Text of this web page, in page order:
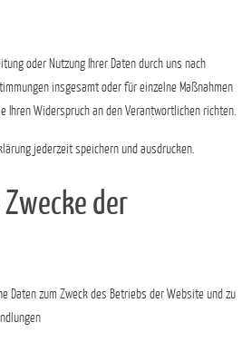
oder Nutzung Ihrer Daten durch uns nach
insgesamt oder für einzelne Maßnahmen
Ihren Widerspruch an den Verantwortlichen richten.
jederzeit speichern und ausdrucken.
der
Daten zum Zweck des Betriebs der Website und zu